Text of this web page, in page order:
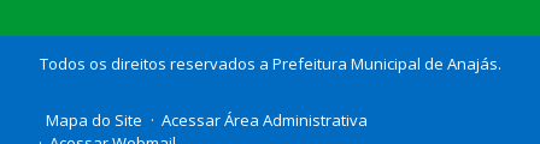
Todos os direitos reservados a Prefeitura Municipal de Anajás.
Mapa do Site
Acessar Área Administrativa